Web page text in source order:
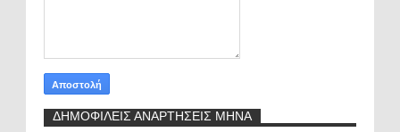
ΔΗΜΟΦΙΛΕΙΣ ΑΝΑΡΤΗΣΕΙΣ ΜΗΝΑ